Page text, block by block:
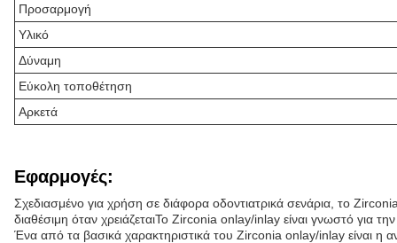
Προσαρμογή
Υλικό
Δύναμη
Εύκολη τοποθέτηση
Αρκετά
Εφαρμογές:
Σχεδιασμένο για χρήση σε διάφορα οδοντιατρικά σενάρια, το
διαθέσιμη όταν χρειάζεταιΤο Zirconia onlay/inlay είναι γνωστό για
Ένα από τα βασικά χαρακτηριστικά του Zirconia onlay/inlay είναι η